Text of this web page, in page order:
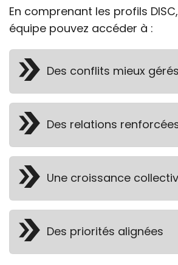
En comprenant les profils
équipe pouvez accéder à :
Des conflits mieux gérés
Des relations
Une croissance
Des priorités alignées